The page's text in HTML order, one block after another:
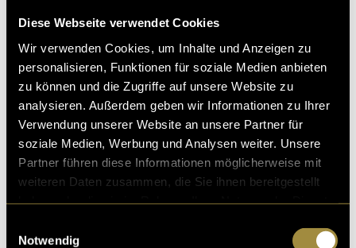
Diese Webseite verwendet Cookies
Wir verwenden Cookies, um Inhalte und Anzeigen zu
personalisieren, Funktionen für soziale Medien anbieten
zu können und die Zugriffe auf unsere Website zu
analysieren. Außerdem geben wir Informationen zu Ihrer
Verwendung unserer Website an unsere Partner für
soziale Medien, Werbung und Analysen weiter. Unsere
Partner führen diese Informationen möglicherweise mit
weiteren Daten zusammen, die Sie ihnen bereitgestellt
Notwendig